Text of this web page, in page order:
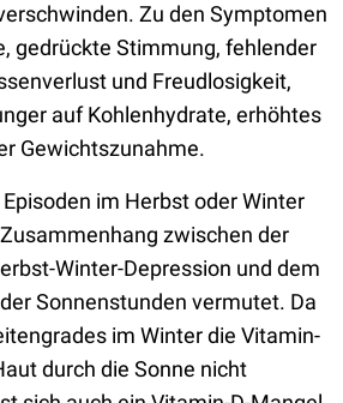
Zu den Symptomen
gedrückte Stimmung, fehlender
und Freudlosigkeit,
auf Kohlenhydrate, erhöhtes
Gewichtszunahme.
im Herbst oder Winter
zwischen der
Winter-Depression und dem
Sonnenstunden vermutet. Da
im Winter die Vitamin-
durch die Sonne nicht